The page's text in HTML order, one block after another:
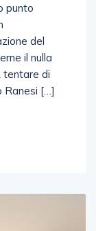
punto
del
il nulla
tentare di
Ranesi […]